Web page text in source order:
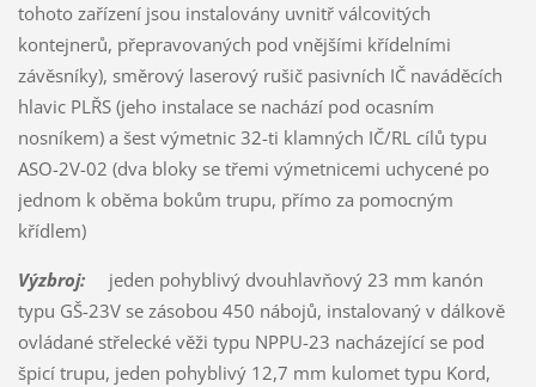
tohoto zařízení jsou instalovány uvnitř válcovitých
kontejnerů, přepravovaných pod vnějšími křídelními
závěsníky), směrový laserový rušič pasivních IČ naváděcích
hlavic PLŘS (jeho instalace se nachází pod ocasním
nosníkem) a šest výmetnic 32-ti klamných IČ/RL cílů typu
ASO-2V-02 (dva bloky se třemi výmetnicemi uchycené po
jednom k oběma bokům trupu, přímo za pomocným
křídlem)
Výzbroj:jeden pohyblivý dvouhlavňový 23 mm kanón
typu GŠ-23V se zásobou 450 nábojů, instalovaný v dálkově
ovládané střelecké věži typu NPPU-23 nacházející se pod
špicí trupu, jeden pohyblivý 12,7 mm kulomet typu Kord,